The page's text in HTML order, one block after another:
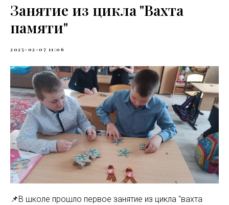
Занятие из цикла "Вахта
памяти"
2025-02-07 11:06
📌В школе прошло первое занятие из цикла "вахта